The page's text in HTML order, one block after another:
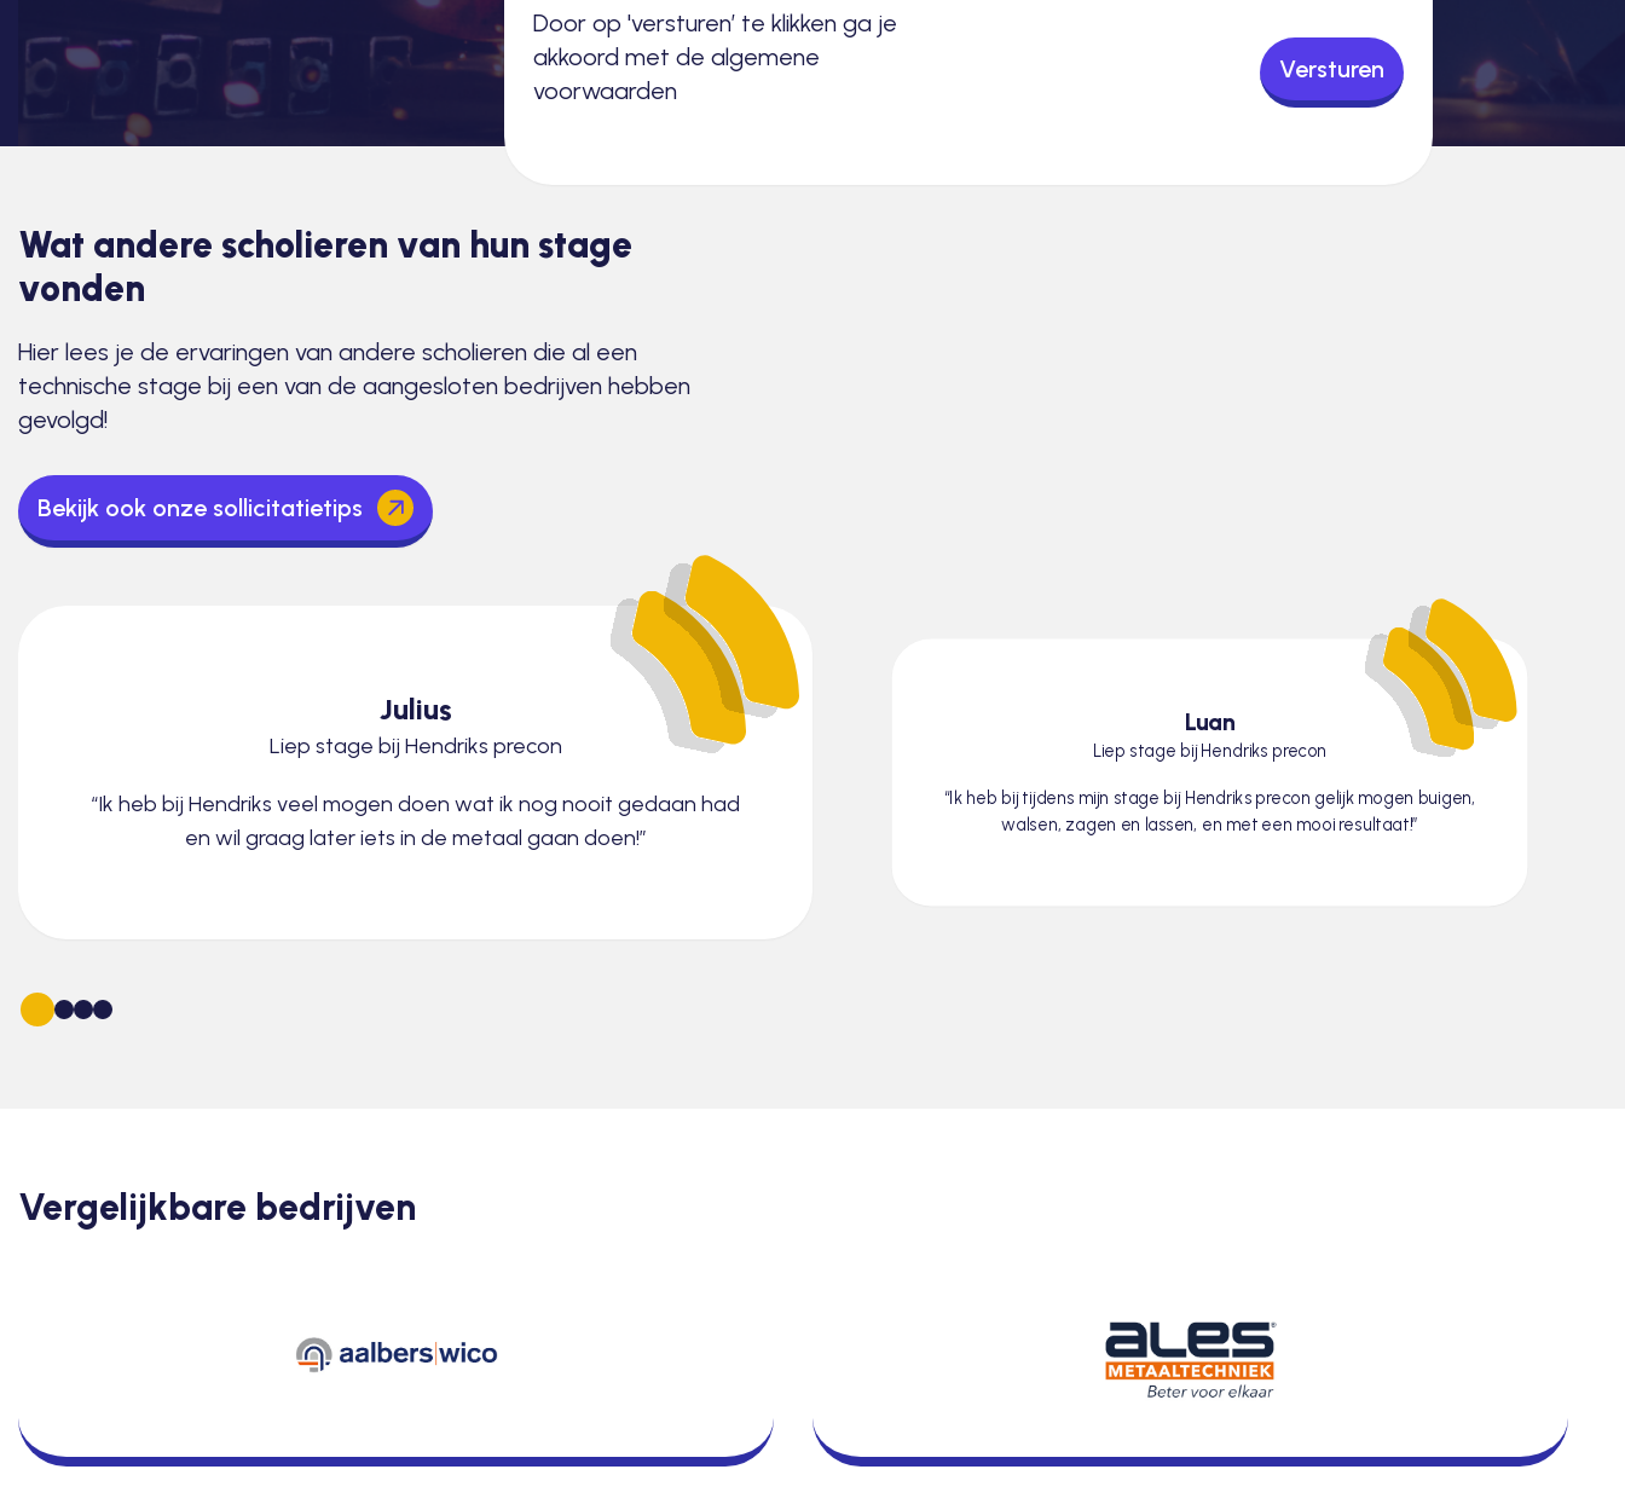
Door op 'versturen’ te klikken ga je
akkoord met de algemene
voorwaarden
Versturen
Wat andere scholieren van hun stage
vonden
Hier lees je de ervaringen van andere scholieren die al een
technische stage bij een van de aangesloten bedrijven hebben
gevolgd!
Bekijk ook onze sollicitatietips
Julius
Liep stage bij Hendriks precon
“Ik heb bij Hendriks veel mogen doen wat ik nog nooit gedaan had
en wil graag later iets in de metaal gaan doen!”
Luan
Liep stage bij Hendriks precon
“Ik heb bij tijdens mijn stage bij Hendriks precon gelijk mogen buigen,
walsen, zagen en lassen, en met een mooi resultaat!”
Vergelijkbare bedrijven